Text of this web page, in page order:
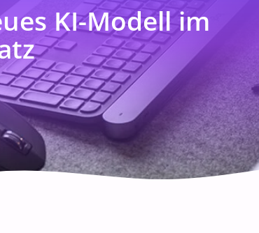
KI-Modell im